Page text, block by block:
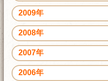
2009年
2008年
2007年
2006年